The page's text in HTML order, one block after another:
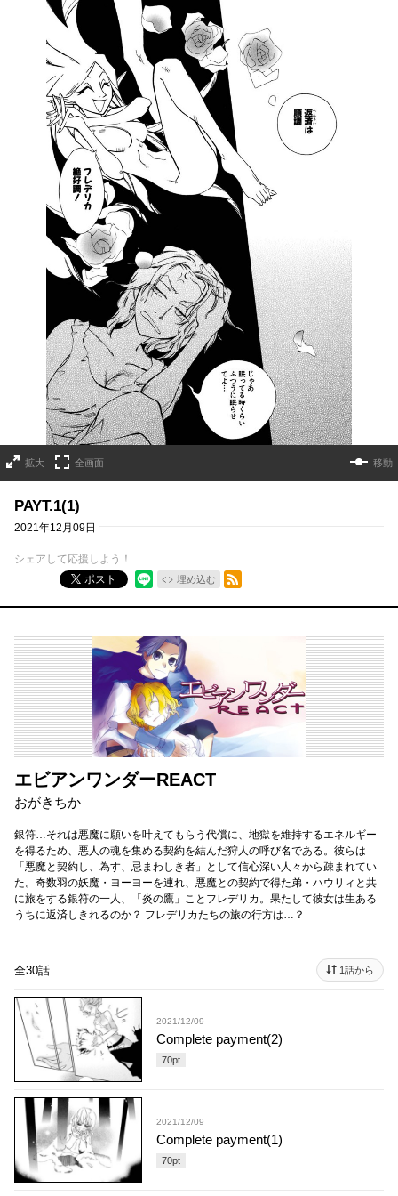
拡大 全画面 移動
PAYT.1(1)
2021年12月09日
シェアして応援しよう！
ポスト
埋め込む
RSSフィード
エビアンワンダーREACT
おがきちか
銀符…それは悪魔に願いを叶えてもらう代償に、地獄を維持するエネルギー
を得るため、悪人の魂を集める契約を結んだ狩人の呼び名である。彼らは
「悪魔と契約し、為す、忌まわしき者」として信心深い人々から疎まれてい
た。奇数羽の妖魔・ヨーヨーを連れ、悪魔との契約で得た弟・ハウリィと共
に旅をする銀符の一人、「炎の鷹」ことフレデリカ。果たして彼女は生ある
うちに返済しきれるのか？ フレデリカたちの旅の行方は…？
全30話 1話から
2021/12/09
Complete payment(2)
70pt
2021/12/09
Complete payment(1)
70pt